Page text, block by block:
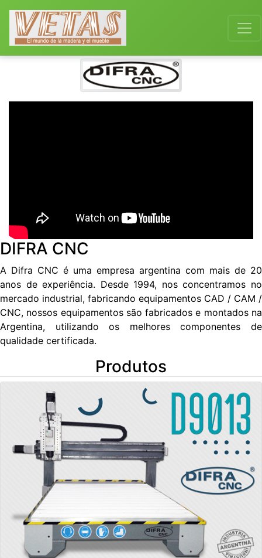
DIFRA CNC
A Difra CNC é uma empresa argentina com mais de 20
anos de experiência. Desde 1994, nos concentramos no
mercado industrial, fabricando equipamentos CAD / CAM /
CNC, nossos equipamentos são fabricados e montados na
Argentina, utilizando os melhores componentes de
qualidade certificada.
Produtos